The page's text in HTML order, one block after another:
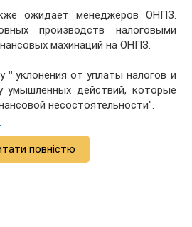
ожидает менеджеров ОНПЗ.
производств налоговыми
махинаций на ОНПЗ.
"уклонения от уплаты налогов и
действий, которые
несостоятельности".
повністю